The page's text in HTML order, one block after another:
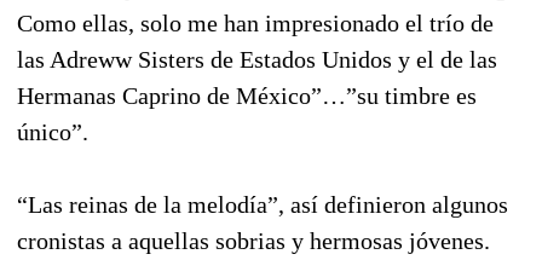
Como ellas, solo me han impresionado el trío de
las Adreww Sisters de Estados Unidos y el de las
Hermanas Caprino de México”…”su timbre es
único”.
“Las reinas de la melodía”, así definieron algunos
cronistas a aquellas sobrias y hermosas jóvenes.